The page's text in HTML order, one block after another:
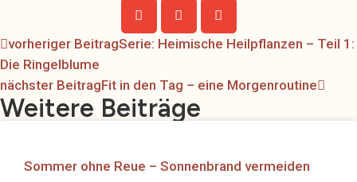
Zurück
vorheriger BeitragSerie: Heimische Heilpflanzen – Teil 1:
Die Ringelblume
nächster BeitragFit in den Tag – eine Morgenroutine
Weitere Beiträge
Sommer ohne Reue – Sonnenbrand vermeiden